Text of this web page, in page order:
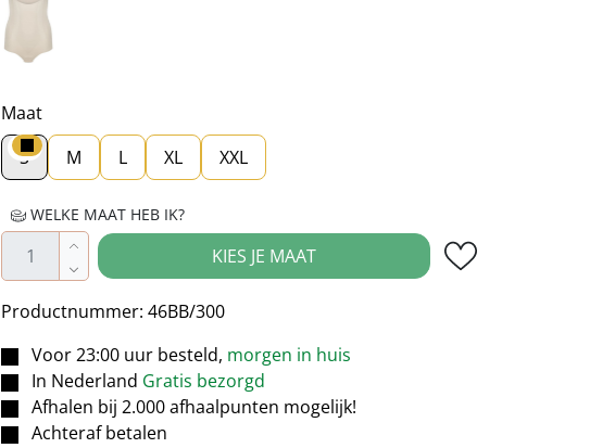
Maat
S
M L XL XXL
WELKE MAAT HEB IK?
Producthoeveelheid: Voer de gewenste
KIES JE MAAT
Productnummer: 46BB/300
Voor 23:00 uur besteld, morgen in huis
In Nederland Gratis bezorgd
Afhalen bij 2.000 afhaalpunten mogelijk!
Achteraf betalen